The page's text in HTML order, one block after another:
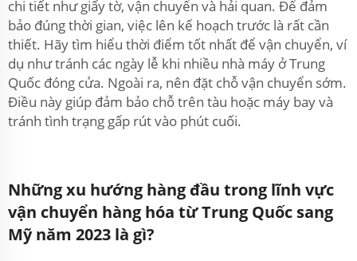
chi tiết như giấy tờ, vận chuyển và hải quan. Để đảm
bảo đúng thời gian, việc lên kế hoạch trước là rất cần
thiết. Hãy tìm hiểu thời điểm tốt nhất để vận chuyển, ví
dụ như tránh các ngày lễ khi nhiều nhà máy ở Trung
Quốc đóng cửa. Ngoài ra, nên đặt chỗ vận chuyển sớm.
Điều này giúp đảm bảo chỗ trên tàu hoặc máy bay và
tránh tình trạng gấp rút vào phút cuối.
Những xu hướng hàng đầu trong lĩnh vực
vận chuyển hàng hóa từ Trung Quốc sang
Mỹ năm 2023 là gì?